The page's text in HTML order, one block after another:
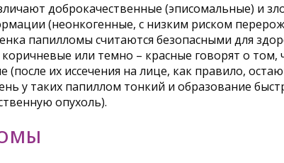
доброкачественные (эписомальные) и
(неонкогенные, с низким риском
папилломы считаются безопасными для
или темно – красные говорят о
их иссечения на лице, как правило,
у таких папиллом тонкий и образование
опухоль).